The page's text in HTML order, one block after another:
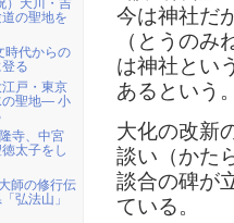
今は神社だ
（とうの
は神社とい
あるという
大化の改新
談い（かた
談合の碑が
ている。
）天川・吉
の聖地を
時代からの
る
戸・東京
の聖地― 小
寺、中宮
太子をし
師の修行伝
弘法山」